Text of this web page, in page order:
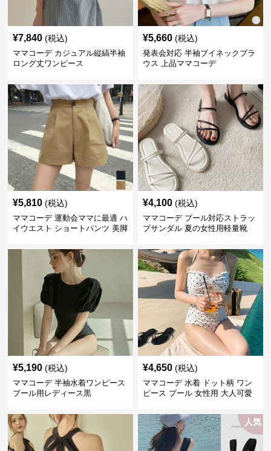
¥7,840 (税込)
ママコーデ カジュアル縦縞半袖
ロング丈ワンピース
¥5,660 (税込)
発表会対応 半袖ブイネックブラ
ウス 上品ママコーデ
¥5,810 (税込)
ママコーデ 運動会ママに最適 ハ
イウエスト ショートパンツ 美脚
¥4,100 (税込)
ママコーデ プール対応ストラッ
プサンダル 夏の女性用軽量靴
¥5,190 (税込)
ママコーデ 半袖水着ワンピース
プール用レディース黒
¥4,650 (税込)
ママコーデ 水着 ドット柄 ワン
ピース プール 女性用 大人可愛
人気